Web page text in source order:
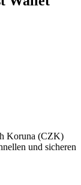
Koruna (CZK)
und sicheren